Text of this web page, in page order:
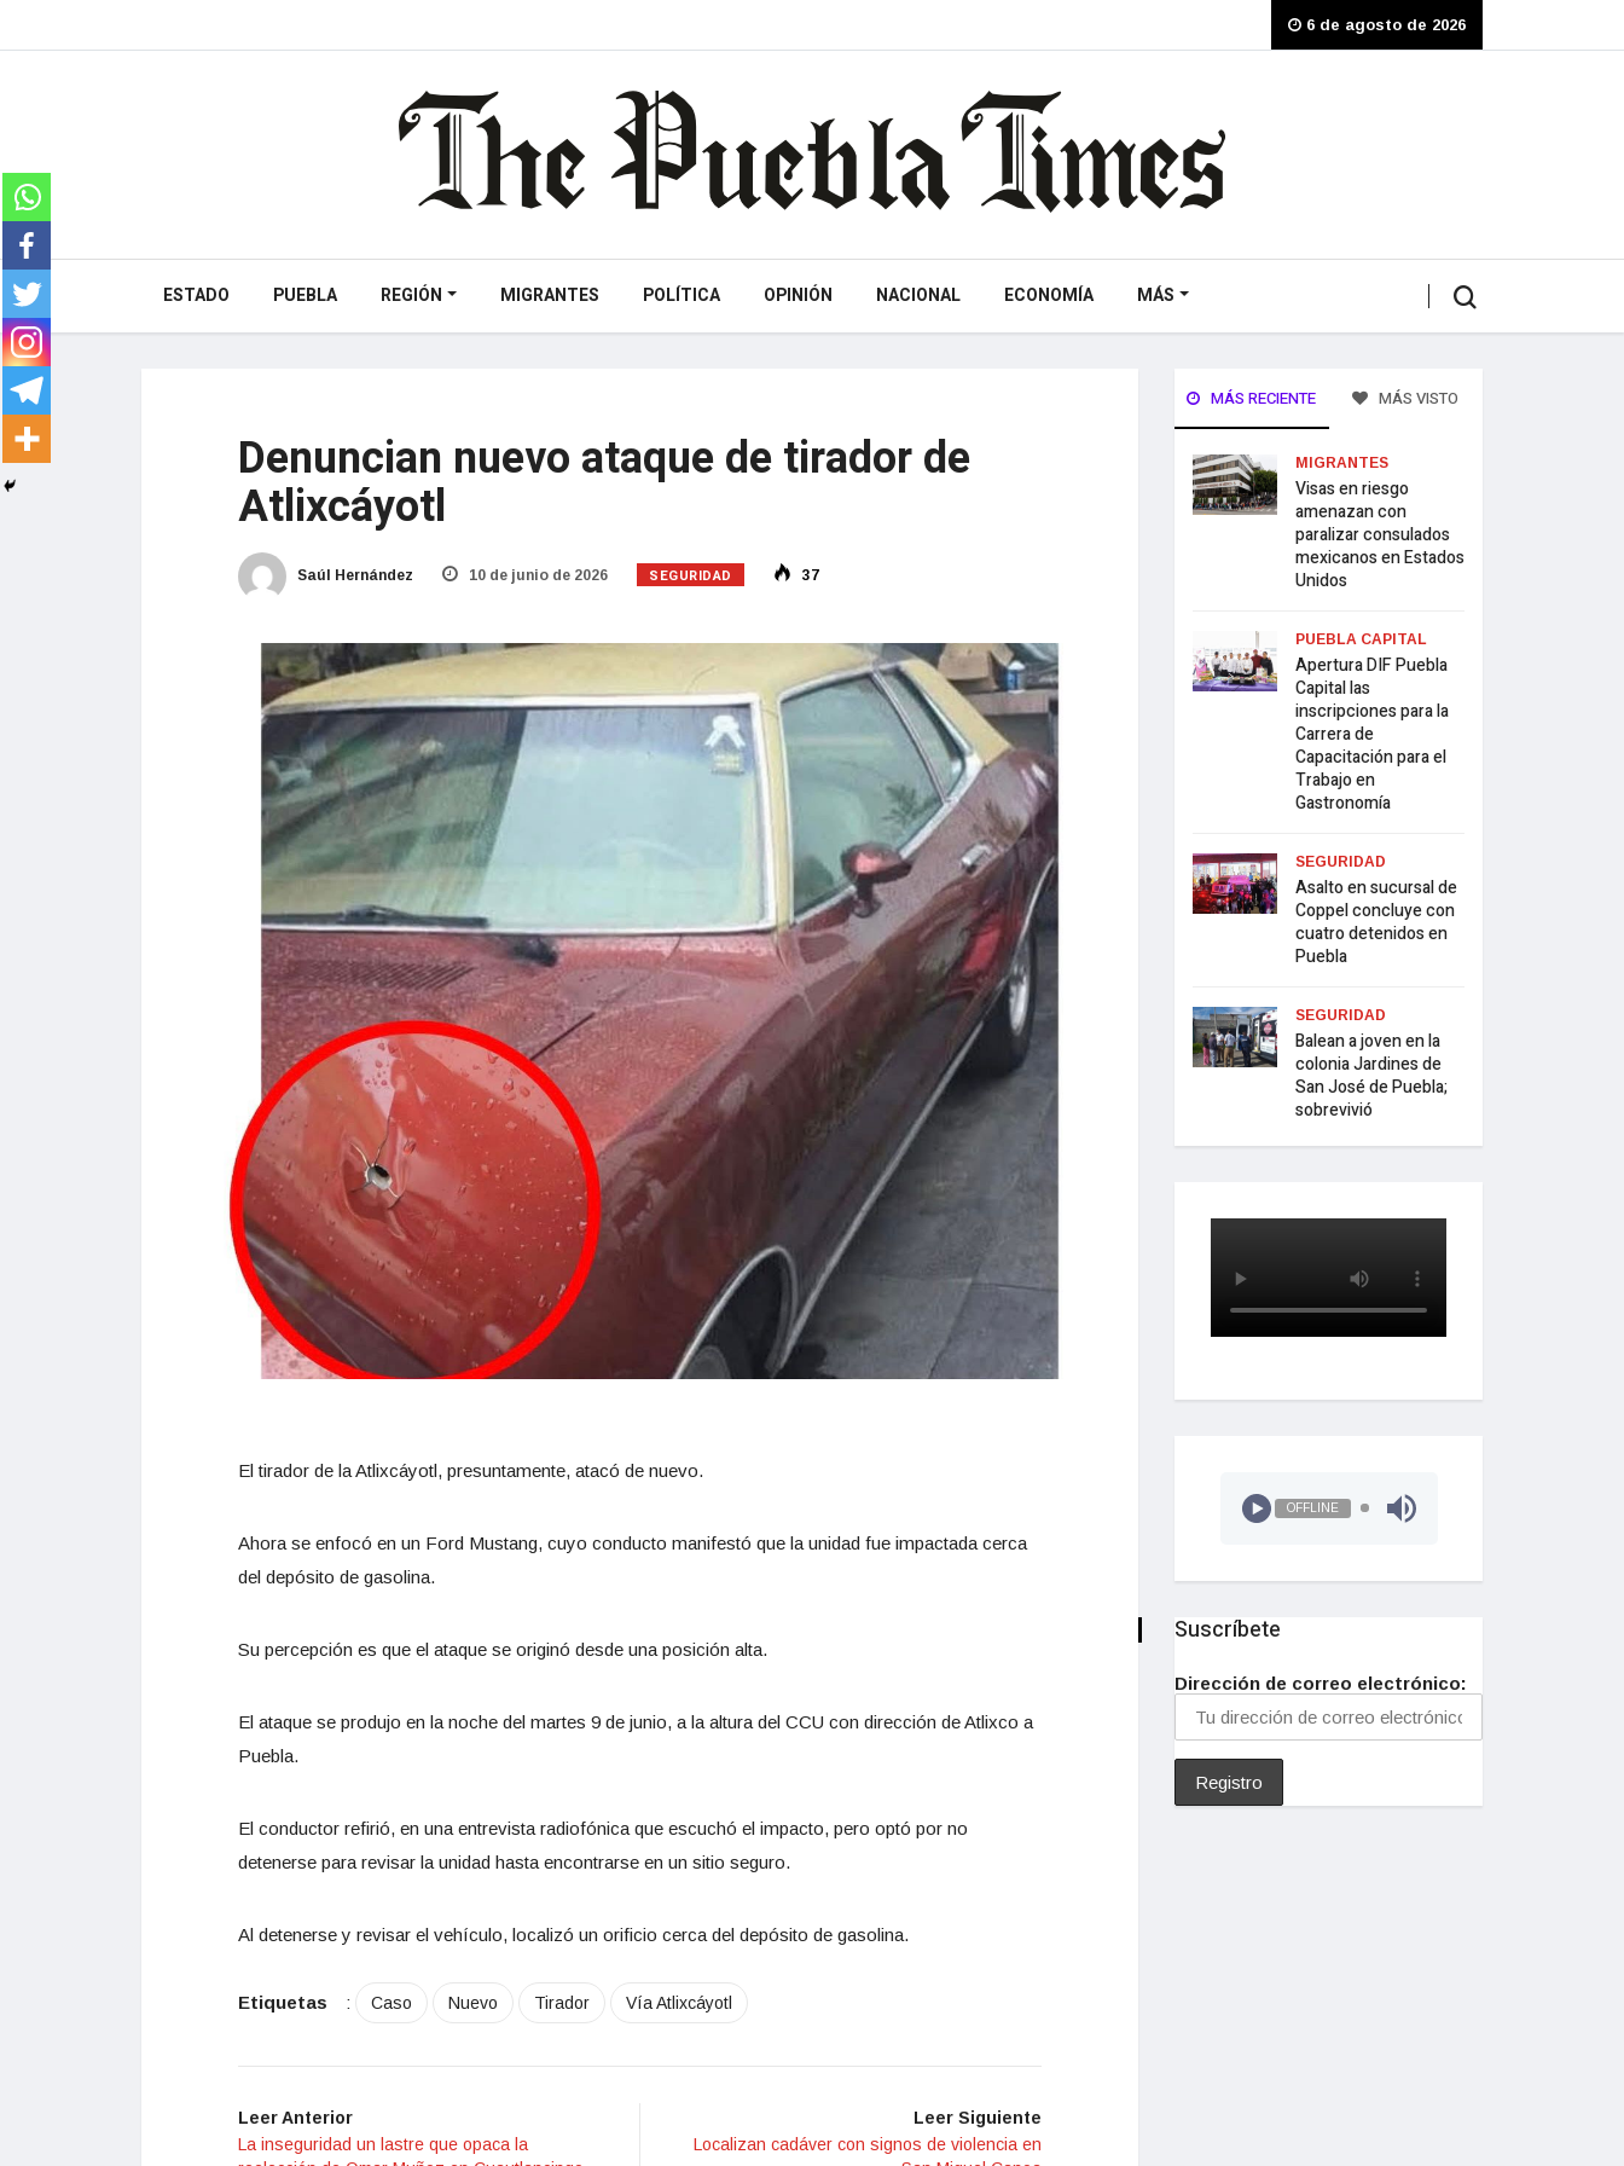
6 de agosto de 2026
ESTADO PUEBLA REGIÓN MIGRANTES POLÍTICA OPINIÓN NACIONAL ECONOMÍA MÁS
Denuncian nuevo ataque de tirador de
Atlixcáyotl
Saúl Hernández 10 de junio de 2026 SEGURIDAD 37
El tirador de la Atlixcáyotl, presuntamente, atacó de nuevo.
Ahora se enfocó en un Ford Mustang, cuyo conducto manifestó que la unidad fue impactada cerca
del depósito de gasolina.
Su percepción es que el ataque se originó desde una posición alta.
El ataque se produjo en la noche del martes 9 de junio, a la altura del CCU con dirección de Atlixco a
Puebla.
El conductor refirió, en una entrevista radiofónica que escuchó el impacto, pero optó por no
detenerse para revisar la unidad hasta encontrarse en un sitio seguro.
Al detenerse y revisar el vehículo, localizó un orificio cerca del depósito de gasolina.
Etiquetas : Caso Nuevo Tirador Vía Atlixcáyotl
Leer Anterior
La inseguridad un lastre que opaca la
Leer Siguiente
Localizan cadáver con signos de violencia en
MÁS RECIENTE MÁS VISTO
MIGRANTES
Visas en riesgo
amenazan con
paralizar consulados
mexicanos en Estados
Unidos
PUEBLA CAPITAL
Apertura DIF Puebla
Capital las
inscripciones para la
Carrera de
Capacitación para el
Trabajo en
Gastronomía
SEGURIDAD
Asalto en sucursal de
Coppel concluye con
cuatro detenidos en
Puebla
SEGURIDAD
Balean a joven en la
colonia Jardines de
San José de Puebla;
sobrevivió
OFFLINE
Suscríbete
Dirección de correo electrónico: